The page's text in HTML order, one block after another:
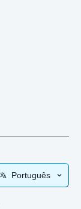
Português